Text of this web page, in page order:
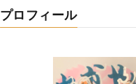
プロフィール